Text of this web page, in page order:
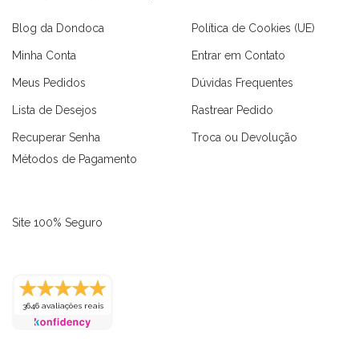
Macaquinhos
Blog da Dondoca
Minha Conta
Meus Pedidos
Lista de Desejos
Recuperar Senha
Política de Cookies (UE)
Entrar em Contato
Dúvidas Frequentes
Rastrear Pedido
Troca ou Devolução
Métodos de Pagamento
Site 100% Seguro
3646 avaliações reais